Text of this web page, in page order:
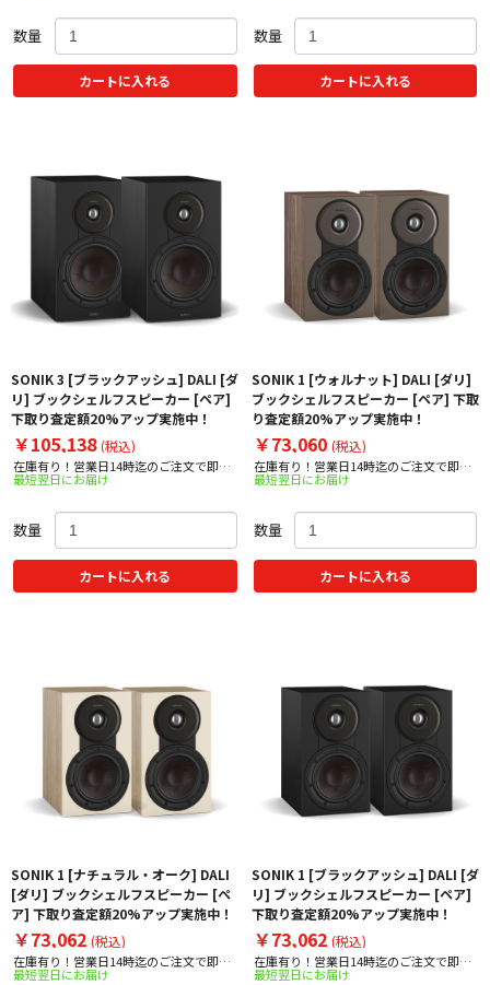
数量
カートに入れる
数量
カートに入れる
SONIK 3 [ブラックアッシュ] DALI [ダ
リ] ブックシェルフスピーカー [ペア]
下取り査定額20%アップ実施中！
￥105,138(税込)
在庫有り！営業日14時迄のご注文で即日
出荷！
最短翌日にお届け
数量
カートに入れる
SONIK 1 [ウォルナット] DALI [ダリ]
ブックシェルフスピーカー [ペア] 下取
り査定額20%アップ実施中！
￥73,060 (税込)
在庫有り！営業日14時迄のご注文で即日
出荷！
最短翌日にお届け
数量
カートに入れる
SONIK 1 [ナチュラル・オーク] DALI
[ダリ] ブックシェルフスピーカー [ペ
ア] 下取り査定額20%アップ実施中！
￥73,062 (税込)
在庫有り！営業日14時迄のご注文で即日
出荷！
最短翌日にお届け
SONIK 1 [ブラックアッシュ] DALI [ダ
リ] ブックシェルフスピーカー [ペア]
下取り査定額20%アップ実施中！
￥73,062 (税込)
在庫有り！営業日14時迄のご注文で即日
出荷！
最短翌日にお届け